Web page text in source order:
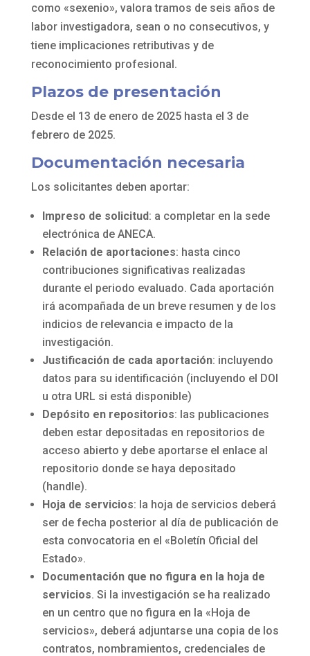
como «sexenio», valora tramos de seis años de
labor investigadora, sean o no consecutivos, y
tiene implicaciones retributivas y de
reconocimiento profesional.
Plazos de presentación
Desde el 13 de enero de 2025 hasta el 3 de
febrero de 2025.
Documentación necesaria
Los solicitantes deben aportar:
Impreso de solicitud: a completar en la sede
electrónica de ANECA.
Relación de aportaciones: hasta cinco
contribuciones significativas realizadas
durante el periodo evaluado. Cada aportación
irá acompañada de un breve resumen y de los
indicios de relevancia e impacto de la
investigación.
Justificación de cada aportación: incluyendo
datos para su identificación (incluyendo el DOI
u otra URL si está disponible)
Depósito en repositorios: las publicaciones
deben estar depositadas en repositorios de
acceso abierto y debe aportarse el enlace al
repositorio donde se haya depositado
(handle).
Hoja de servicios: la hoja de servicios deberá
ser de fecha posterior al día de publicación de
esta convocatoria en el «Boletín Oficial del
Estado».
Documentación que no figura en la hoja de
servicios. Si la investigación se ha realizado
en un centro que no figura en la «Hoja de
servicios», deberá adjuntarse una copia de los
contratos, nombramientos, credenciales de